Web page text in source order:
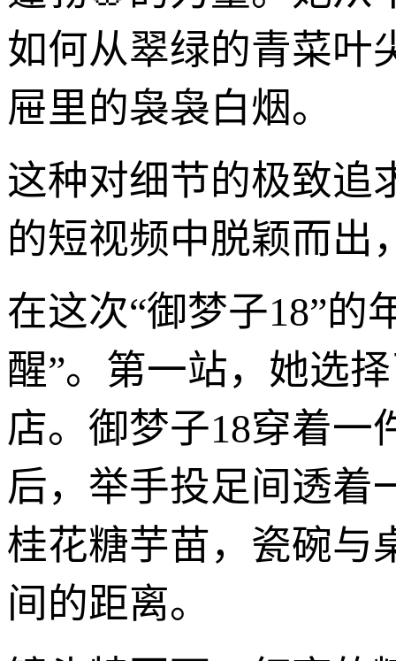
如何从翠绿的青菜叶
屉里的袅袅白烟。
这种对细节的极致追
的短视频中脱颖而出
在这次“御梦子18”的
醒”。第一站，她选
店。御梦子18穿着一
后，举手投足间透着
桂花糖芋苗，瓷碗与
间的距离。